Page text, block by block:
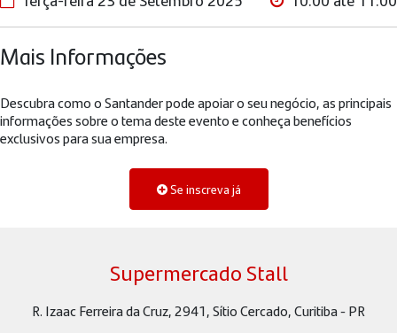
Mais Informações
Descubra como o Santander pode apoiar o seu negócio, as principais
informações sobre o tema deste evento e conheça benefícios
exclusivos para sua empresa.
Se inscreva já
Supermercado Stall
R. Izaac Ferreira da Cruz, 2941, Sítio Cercado, Curitiba - PR